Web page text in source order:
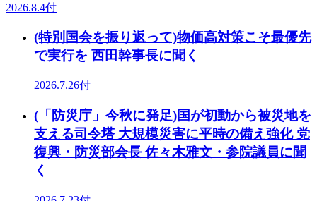
2026.8.4付
(特別国会を振り返って)物価高対策こそ最優先
で実行を 西田幹事長に聞く
2026.7.26付
(「防災庁」今秋に発足)国が初動から被災地を
支える司令塔 大規模災害に平時の備え強化 党
復興・防災部会長 佐々木雅文・参院議員に聞
く